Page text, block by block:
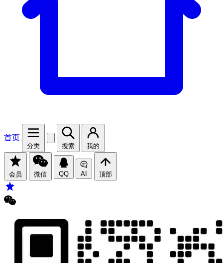
首页
分类 搜索 我的
会员 微信 QQ AI 顶部